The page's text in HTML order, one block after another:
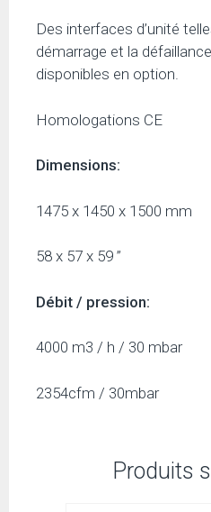
Des interfaces d’unité
démarrage et la
disponibles en option.
Homologations CE
Dimensions:
1475 x 1450 x 1500 mm
58 x 57 x 59 ”
Débit / pression:
4000 m3 / h / 30 mbar
2354cfm / 30mbar
Produits